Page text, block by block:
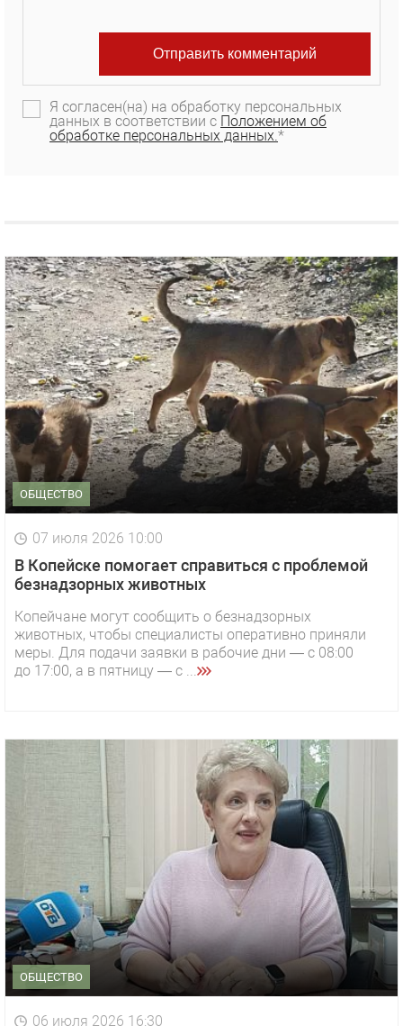
Я согласен(на) на обработку персональных
данных в соответствии с Положением об
обработке персональных данных.*
ОБЩЕСТВО
07 июля 2026 10:00
В Копейске помогает справиться с проблемой
безнадзорных животных
Копейчане могут сообщить о безнадзорных
животных, чтобы специалисты оперативно приняли
меры. Для подачи заявки в рабочие дни — с 08:00
до 17:00, а в пятницу — с ...
ОБЩЕСТВО
06 июля 2026 16:30